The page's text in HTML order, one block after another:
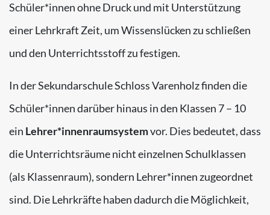
Schüler*innen ohne Druck und mit Unterstützung
einer Lehrkraft Zeit, um Wissenslücken zu schließen
und den Unterrichtsstoff zu festigen.
In der Sekundarschule Schloss Varenholz finden die
Schüler*innen darüber hinaus in den Klassen 7 – 10
ein Lehrer*innenraumsystemvor. Dies bedeutet, dass
die Unterrichtsräume nicht einzelnen Schulklassen
(als Klassenraum), sondern Lehrer*innen zugeordnet
sind. Die Lehrkräfte haben dadurch die Möglichkeit,